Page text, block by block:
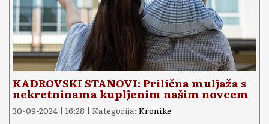
KADROVSKI STANOVI: Prilična muljaža s
nekretninama kupljenim našim novcem
30-09-2024 | 16:28 | Kategorija: Kronike